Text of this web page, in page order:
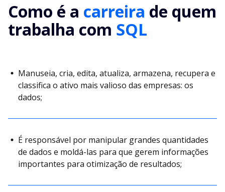
Como é a carreira de quem
trabalha com SQL
Manuseia, cria, edita, atualiza, armazena, recupera e
classifica o ativo mais valioso das empresas: os
dados;
É responsável por manipular grandes quantidades
de dados e moldá-las para que gerem informações
importantes para otimização de resultados;